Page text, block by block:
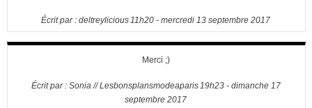
Écrit par :deltreylicious 11h20 -mercredi 13 septembre 2017
Merci ;)
Écrit par : Sonia // Lesbonsplansmodeaparis19h23- dimanche 17
septembre 2017